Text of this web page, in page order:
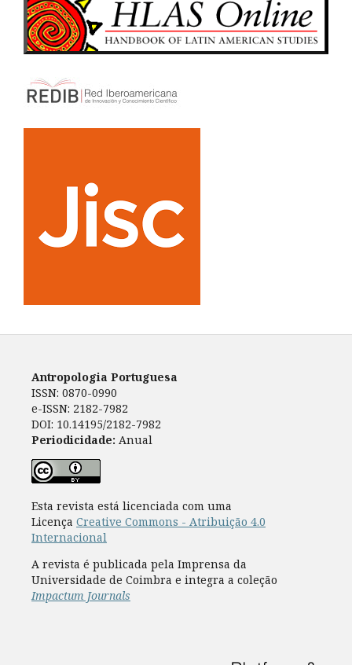
Antropologia Portuguesa
ISSN: 0870-0990
e-ISSN: 2182-7982
DOI: 10.14195/2182-7982
Periodicidade: Anual
Esta revista está licenciada com uma
Licença Creative Commons - Atribuição 4.0
Internacional
A revista é publicada pela Imprensa da
Universidade de Coimbra e integra a coleção
Impactum Journals